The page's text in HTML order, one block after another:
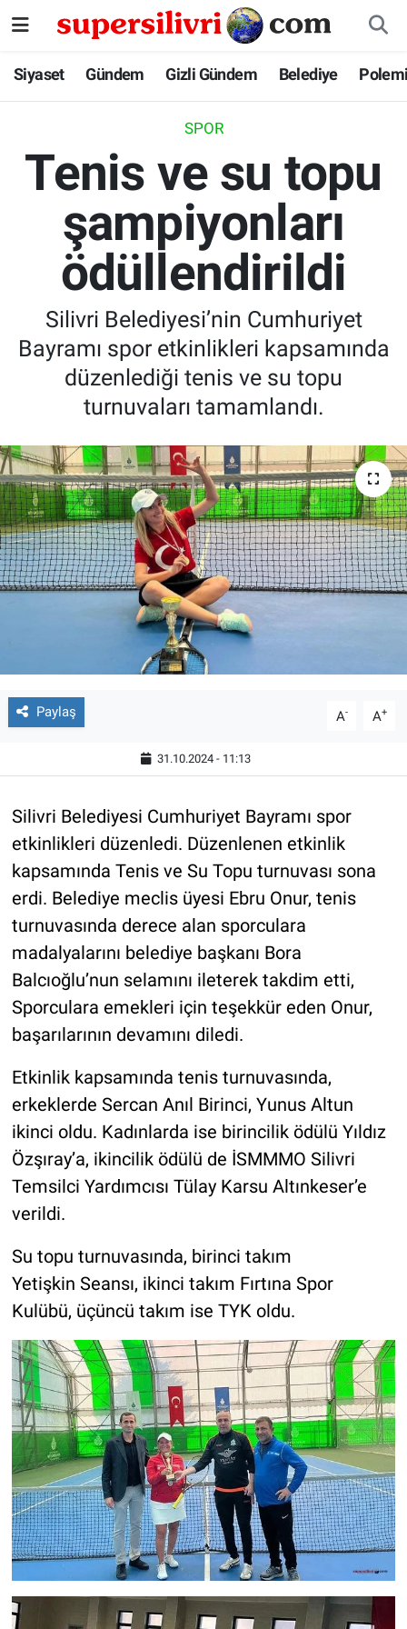
Siyaset Gündem Gizli Gündem Belediye
SPOR
Tenis ve su topu
şampiyonları
ödüllendirildi
Silivri Belediyesi’nin Cumhuriyet
Bayramı spor etkinlikleri kapsamında
düzenlediği tenis ve su topu
turnuvaları tamamlandı.
Paylaş A- A+
31.10.2024 - 11:13
Silivri Belediyesi Cumhuriyet Bayramı spor
etkinlikleri düzenledi. Düzenlenen etkinlik
kapsamında Tenis ve Su Topu turnuvası sona
erdi. Belediye meclis üyesi Ebru Onur, tenis
turnuvasında derece alan sporculara
madalyalarını belediye başkanı Bora
Balcıoğlu’nun selamını ileterek takdim etti,
Sporculara emekleri için teşekkür eden Onur,
başarılarının devamını diledi.
Etkinlik kapsamında tenis turnuvasında,
erkeklerde Sercan Anıl Birinci, Yunus Altun
ikinci oldu. Kadınlarda ise birincilik ödülü Yıldız
Özşıray’a, ikincilik ödülü de İSMMMO Silivri
Temsilci Yardımcısı Tülay Karsu Altınkeser’e
verildi.
Su topu turnuvasında, birinci takım
Yetişkin Seansı, ikinci takım Fırtına Spor
Kulübü, üçüncü takım ise TYK oldu.
Siyaset
Gizli Gündem
Belediye
Polemik
İstanbul Nöbetçi Eczaneler
İstanbul Namaz Vakitleri
İstanbul Trafik Yoğunluk Haritası
Süper Lig Puan Durumu ve Fikstür
Son Dakika Haberleri